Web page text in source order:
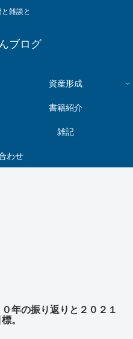
雑談と
ブログ
資産形成
書籍紹介
雑記
わせ
０年の振り返りと２０２１
。